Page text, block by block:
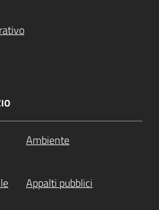
Ambiente
Appalti pubblici